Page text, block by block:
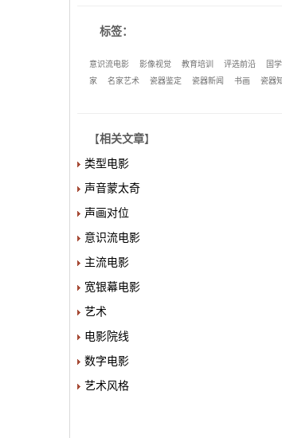
标签：
意识流电影 影像视觉 教育培训 评选前沿 国
家
名家艺术 瓷器鉴定 瓷器新闻 书画 瓷器
【相关文章】
类型电影
声音蒙太奇
声画对位
意识流电影
主流电影
宽银幕电影
艺术
电影院线
数字电影
艺术风格